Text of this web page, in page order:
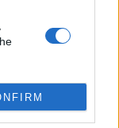
přispívá
a umožňuje
řekl mistr provozu
víc